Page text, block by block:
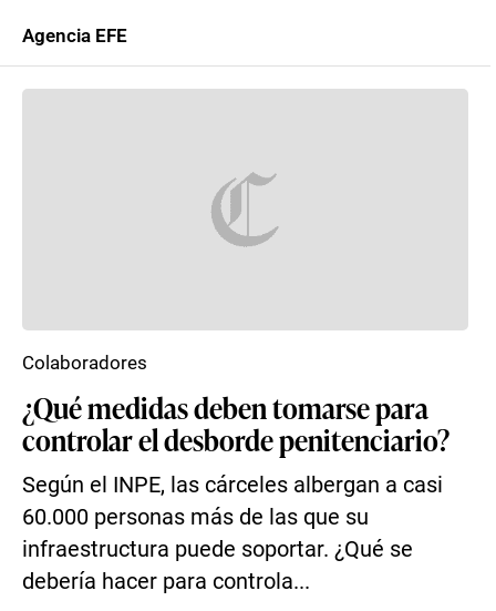
Agencia EFE
¿Qué medidas deben tomarse para
controlar el desborde penitenciario?
Según el INPE, las cárceles albergan a casi
60.000 personas más de las que su
infraestructura puede soportar. ¿Qué se
debería hacer para controla...
Colaboradores